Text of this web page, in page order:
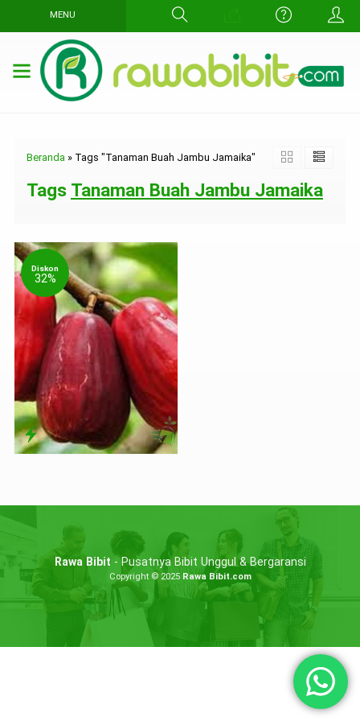
MENU
Beranda » Tags "Tanaman Buah Jambu Jamaika"
Tags Tanaman Buah Jambu Jamaika
Diskon
32%
Rawa Bibit - Pusatnya Bibit Unggul & Bergaransi
Copyright © 2025 Rawa Bibit.com